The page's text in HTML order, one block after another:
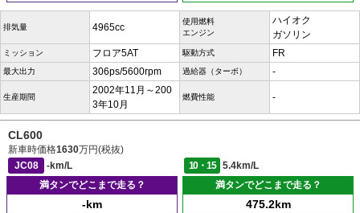
排気量 4965cc
使用燃料
エンジン
ハイオク
ガソリン
ミッション フロア5AT 駆動方式 FR
最大出力 306ps/5600rpm 過給器（ターボ） -
生産期間
2002年11月～200
3年10月
燃費性能 -
CL600
新車時価格1630万円(税抜)
JC08
-km/L 10・15
5.4km/L
満タンでどこまで走る？
-km
満タンでどこまで走る？
475.2km